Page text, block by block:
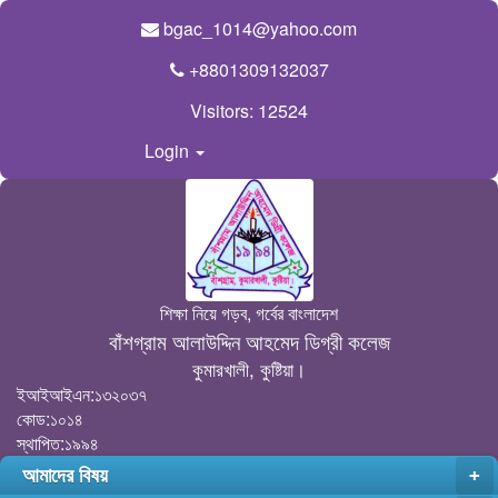
bgac_1014@yahoo.com
+8801309132037
Visitors: 12524
Login
শিক্ষা নিয়ে গড়ব, গর্বের বাংলাদেশ
বাঁশগ্রাম আলাউদ্দিন আহমেদ ডিগ্রী কলেজ
কুমারখালী, কুষ্টিয়া।
ইআইআইএন:১৩২০৩৭
কোড:১০১৪
স্থাপিত:১৯৯৪
+
আমাদের বিষয়